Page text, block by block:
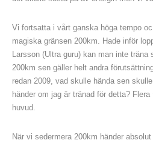
Vi fortsatta i vårt ganska höga tempo
magiska gränsen 200km. Hade inför
Larsson (Ultra guru) kan man inte träna
200km sen gäller helt andra
redan 2009, vad skulle hända sen
händer om jag är tränad för detta?
huvud.
När vi sedermera 200km händer